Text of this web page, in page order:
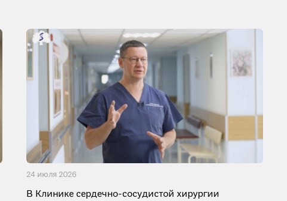
24 июля 2026
В Клинике сердечно-сосудистой хирургии